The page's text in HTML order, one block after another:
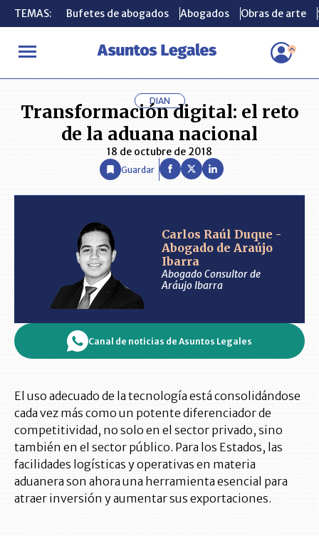
TEMAS: Bufetes de abogados Abogados Obras de arte
INICIO ANÁLISIS CARLOS RAÚL DUQUE - ABOGADO DE
TEMAS: Bufetes de abogados Abogados Obras de arte
DIAN
Transformación digital: el reto
de la aduana nacional
18 de octubre de 2018
Guardar
Carlos Raúl Duque -
Abogado de Araújo
Ibarra
Abogado Consultor de
Aráujo Ibarra
Canal de noticias de Asuntos Legales
El uso adecuado de la tecnología está consolidándose
cada vez más como un potente diferenciador de
competitividad, no solo en el sector privado, sino
también en el sector público. Para los Estados, las
facilidades logísticas y operativas en materia
aduanera son ahora una herramienta esencial para
atraer inversión y aumentar sus exportaciones.